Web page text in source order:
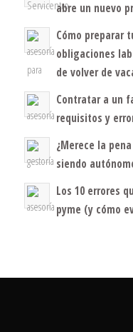
abre un nuevo
Cómo preparar
obligaciones
de volver de
Contratar a un
requisitos y
¿Merece la
siendo
Los 10 errores
pyme (y cómo